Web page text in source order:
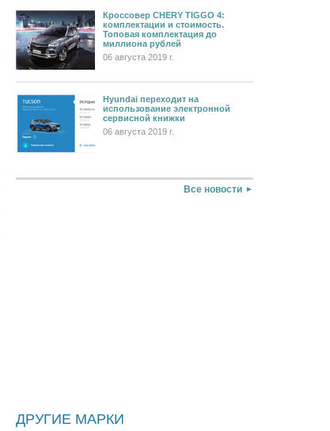
Кроссовер CHERY TIGGO 4:
комплектации и стоимость.
Топовая комплектация до
миллиона рублей
06 августа 2019 г.
Hyundai переходит на
использование электронной
сервисной книжки
06 августа 2019 г.
Все новости
ДРУГИЕ МАРКИ